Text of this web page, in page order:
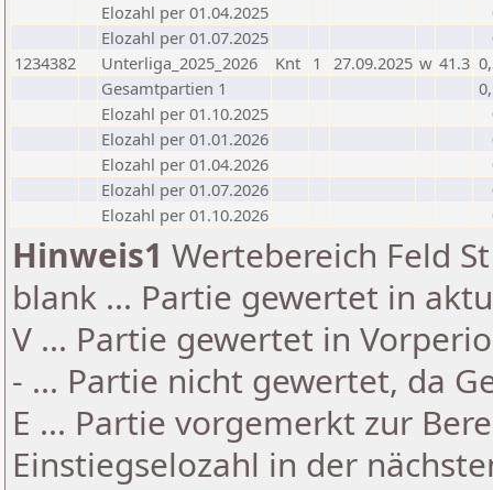
Elozahl per 01.04.2025
Elozahl per 01.07.2025
1234382
Unterliga_2025_2026 Knt 1 27.09.2025 w 41.3
Gesamtpartien 1
Elozahl per 01.10.2025
Elozahl per 01.01.2026
Elozahl per 01.04.2026
Elozahl per 01.07.2026
Elozahl per 01.10.2026
Hinweis1 Wertebereich Feld
blank ... Partie gewertet in
V ... Partie gewertet in
- ... Partie nicht gewertet, da
E ... Partie vorgemerkt zur
Einstiegselozahl in der